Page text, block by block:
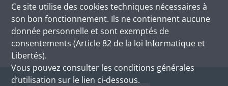
Ce site utilise des cookies techniques nécessaires à
son bon fonctionnement. Ils ne contiennent aucune
donnée personnelle et sont exemptés de
consentements (Article 82 de la loi Informatique et
Libertés).
Vous pouvez consulter les conditions générales
d’utilisation sur le lien ci-dessous.